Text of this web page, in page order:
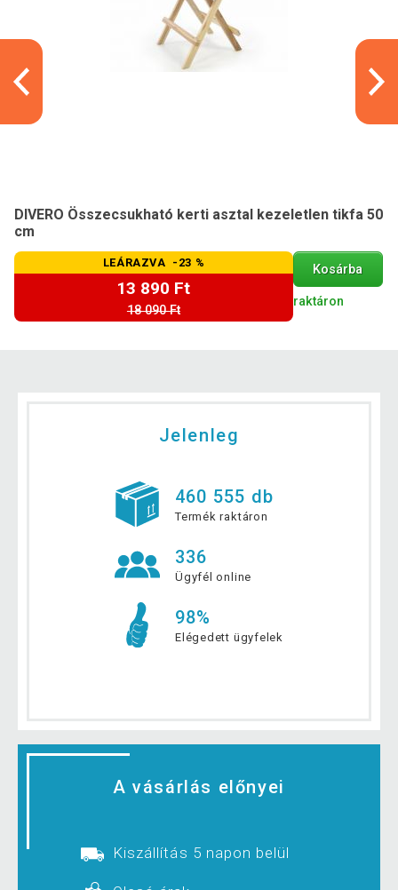
DIVERO Összecsukható kerti asztal kezeletlen tikfa 50
cm
LEÁRAZVA -23 %
13 890 Ft
18 090 Ft
Kosárba
raktáron
Jelenleg
460 555 db
Termék raktáron
336
Ügyfél online
98%
Elégedett ügyfelek
A vásárlás előnyei
Kiszállítás 5 napon belül